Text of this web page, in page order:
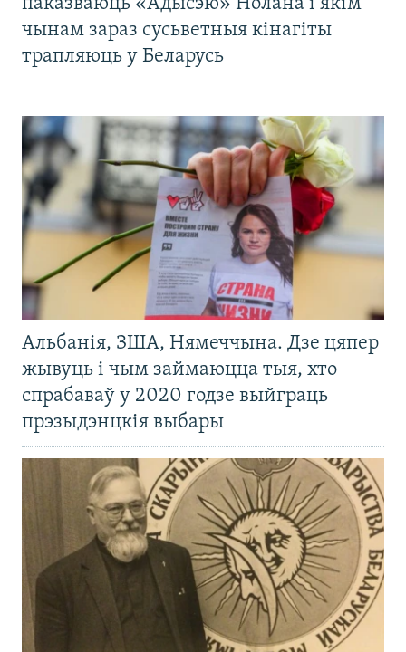
чынам зараз сусьветныя кінагіты
трапляюць у Беларусь
Альбанія, ЗША, Нямеччына. Дзе цяпер
жывуць і чым займаюцца тыя, хто
спрабаваў у 2020 годзе выйграць
прэзыдэнцкія выбары